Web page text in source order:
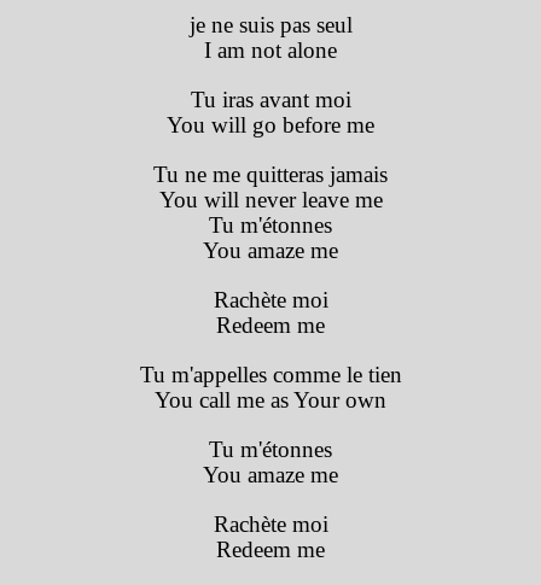
je ne suis pas seul
I am not alone
Tu iras avant moi
You will go before me
Tu ne me quitteras jamais
You will never leave me
Tu m'étonnes
You amaze me
Rachète moi
Redeem me
Tu m'appelles comme le tien
You call me as Your own
Tu m'étonnes
You amaze me
Rachète moi
Redeem me